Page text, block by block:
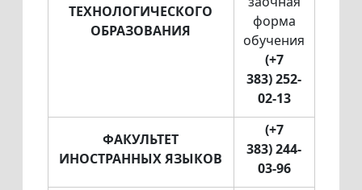
ТЕХНОЛОГИЧЕСКОГО
ОБРАЗОВАНИЯ
форма
обучения
(+7
383) 252-
02-13
ФАКУЛЬТЕТ
ИНОСТРАННЫХ ЯЗЫКОВ
(+7
383) 244-
03-96